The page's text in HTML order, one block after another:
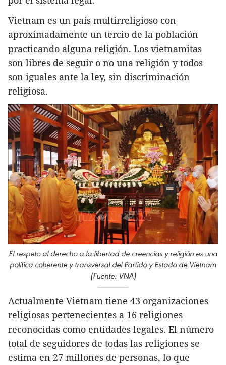
Vietnam es un país multirreligioso con
aproximadamente un tercio de la población
practicando alguna religión. Los vietnamitas
son libres de seguir o no una religión y todos
son iguales ante la ley, sin discriminación
religiosa.
El respeto al derecho a la libertad de creencias y religión es una
política coherente y transversal del Partido y Estado de Vietnam
(Fuente: VNA)
Actualmente Vietnam tiene 43 organizaciones
religiosas pertenecientes a 16 religiones
reconocidas como entidades legales. El número
total de seguidores de todas las religiones se
estima en 27 millones de personas, lo que